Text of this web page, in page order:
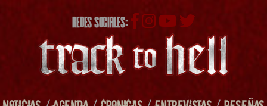
REDES SOCIALES: